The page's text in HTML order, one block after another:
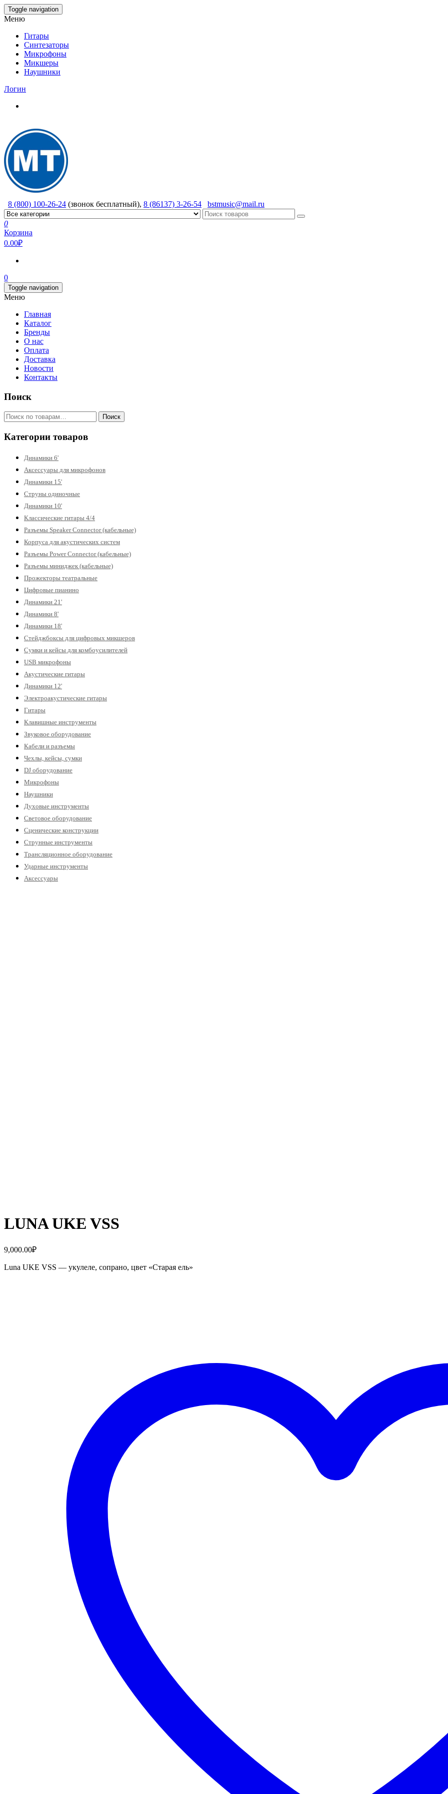
Skip
to
content
Toggle navigation
Меню
Гитары
Синтезаторы
Микрофоны
Микшеры
Наушники
Логин
8 (800) 100-26-24 (звонок бесплатный), 8 (86137) 3-26-54 bstmusic@mail.ru
0
Корзина
0.00₽
0
Toggle navigation
Меню
Главная
Каталог
Бренды
О нас
Оплата
Доставка
Новости
Контакты
Поиск
Искать: Поиск
Категории товаров
Динамики 6'
Аксессуары для микрофонов
Динамики 15'
Струны одиночные
Динамики 10'
Классические гитары 4/4
Разъемы Speaker Connector (кабельные)
Корпуса для акустических систем
Разъемы Power Connector (кабельные)
Разъемы миниджек (кабельные)
Прожекторы театральные
Цифровые пианино
Динамики 21'
Динамики 8'
Динамики 18'
Стейджбоксы для цифровых микшеров
Сумки и кейсы для комбоусилителей
USB микрофоны
Акустические гитары
Динамики 12'
Электроакустические гитары
Гитары
Клавишные инструменты
Звуковое оборудование
Кабели и разъемы
Чехлы, кейсы, сумки
DJ оборудование
Микрофоны
Наушники
Духовые инструменты
Световое оборудование
Сценические конструкции
Струнные инструменты
Трансляционное оборудование
Ударные инструменты
Аксессуары
LUNA UKE VSS
9,000.00₽
Luna UKE VSS — укулеле, сопрано, цвет «Старая ель»